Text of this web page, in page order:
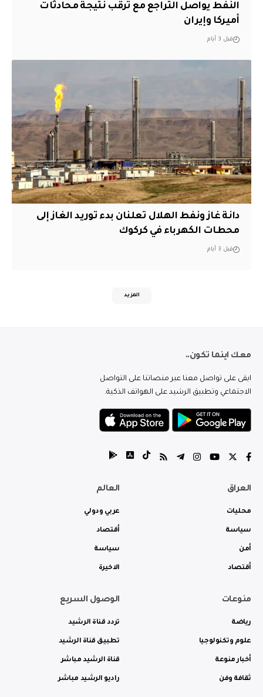
النفط يواصل التراجع مع ترقب نتيجة محادثات
أميركا وإيران
قبل 3 أيام
دانة غاز ونفط الهلال تعلنان بدء توريد الغاز إلى
محطات الكهرباء في كركوك
قبل 3 أيام
المزيد
معك اينما تكون..
ابقى على تواصل معنا عبر منصاتنا على التواصل
الاجتماعي وتطبيق الرشيد على الهواتف الذكية.
العراق
محليات
سياسة
أمن
أقتصاد
العالم
عربي ودولي
أقتصاد
سياسة
الاخيرة
منوعات
رياضة
علوم وتكنولوجيا
أخبار منوعة
ثقافة وفن
الوصول السريع
تردد قناة الرشيد
تطبيق قناة الرشيد
قناة الرشيد مباشر
راديو الرشيد مباشر